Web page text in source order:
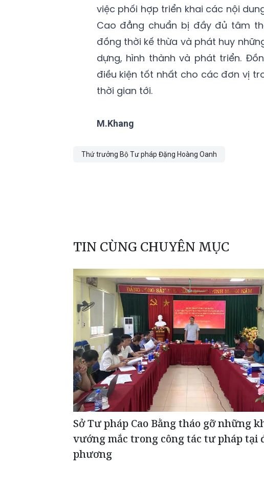
việc phối hợp triển khai các nội
Cao đẳng chuẩn bị đầy đủ tâm
đồng thời kế thừa và phát huy
dựng, hình thành và phát triển.
điều kiện tốt nhất cho các đơn vị
thời gian tới.
M.Khang
Thứ trưởng Bộ Tư pháp Đặng Hoàng Oanh
TIN CÙNG CHUYÊN MỤC
Sở Tư pháp Cao Bằng tháo gỡ những
vướng mắc trong công tác tư pháp tại
phương